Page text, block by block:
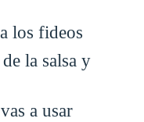
los fideos
la salsa y
a usar